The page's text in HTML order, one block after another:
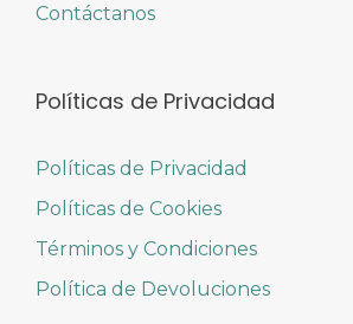
Contáctanos
Políticas de Privacidad
Políticas de Privacidad
Políticas de Cookies
Términos y Condiciones
Política de Devoluciones